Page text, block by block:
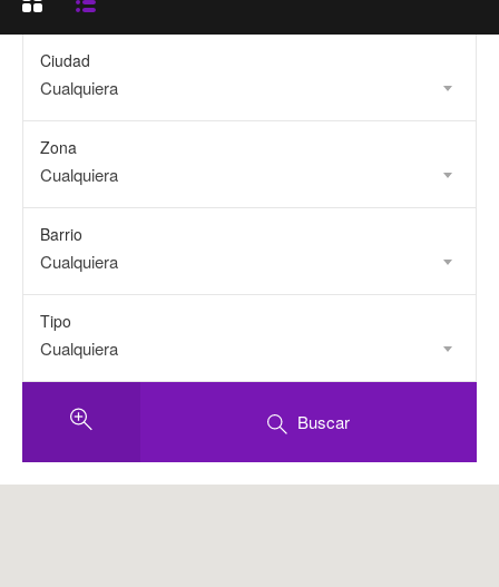
Ciudad
Cualquiera
Zona
Cualquiera
Barrio
Cualquiera
Tipo
Cualquiera
Buscar